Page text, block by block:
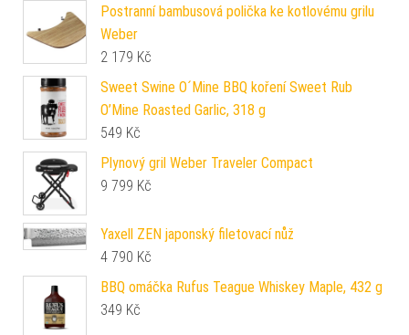
Postranní bambusová polička ke kotlovému grilu
Weber
2 179 Kč
Sweet Swine O´Mine BBQ koření Sweet Rub
O’Mine Roasted Garlic, 318 g
549 Kč
Plynový gril Weber Traveler Compact
9 799 Kč
Yaxell ZEN japonský filetovací nůž
4 790 Kč
BBQ omáčka Rufus Teague Whiskey Maple, 432 g
349 Kč